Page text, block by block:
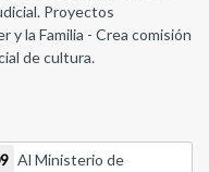
Proyectos
y la Familia - Crea comisión
de cultura.
Al Ministerio de